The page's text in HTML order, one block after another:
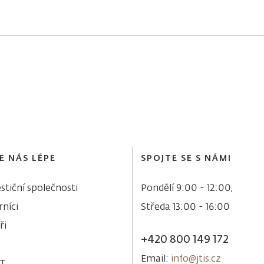
NÁS LÉPE
společnosti
SPOJTE SE S NÁMI
Pondělí 9:00 - 12:00,
Středa 13:00 - 16:00
+420 800 149 172
Email: info@jtis.cz